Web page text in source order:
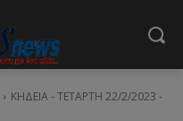
ΚΗΔΕΙΑ - ΤΕΤΑΡΤΗ 22/2/2023 -